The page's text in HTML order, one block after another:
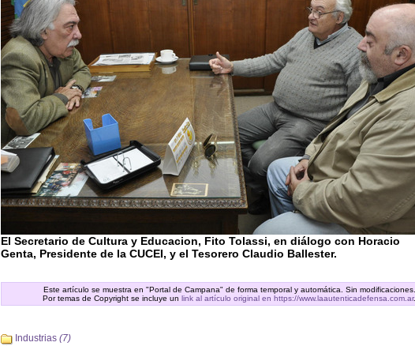
El Secretario de Cultura y Educacion, Fito Tolassi, en diálogo con Horacio
Genta, Presidente de la CUCEI, y el Tesorero Claudio Ballester.
Este artículo se muestra en "Portal de Campana" de forma temporal y automática. Sin modificaciones.
Por temas de Copyright se incluye un link al artículo original en https://www.laautenticadefensa.com.ar.
Industrias (7)